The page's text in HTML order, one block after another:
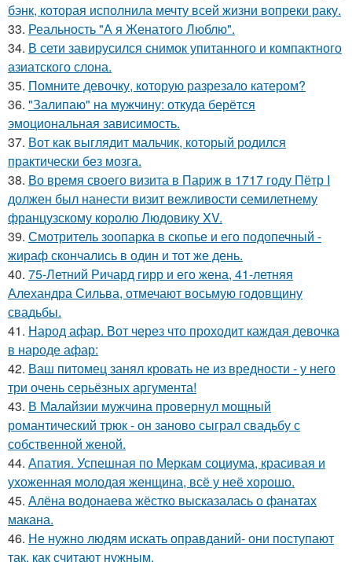
бэнк, которая исполнила мечту всей жизни вопреки раку.
33. Реальность "А я Женатого Люблю".
34. В сети завирусился снимок упитанного и компактного
азиатского слона.
35. Помните девочку, которую разрезало катером?
36. "Залипаю" на мужчину: откуда берётся
эмоциональная зависимость.
37. Вот как выглядит мальчик, который родился
практически без мозга.
38. Во время своего визита в Париж в 1717 году Пётр I
должен был нанести визит вежливости семилетнему
французскому королю Людовику XV.
39. Смотритель зоопарка в скопье и его подопечный -
жираф скончались в один и тот же день.
40. 75-Летний Ричард гирр и его жена, 41-летняя
Алехандра Сильва, отмечают восьмую годовщину
свадьбы.
41. Народ афар. Вот через что проходит каждая девочка
в народе афар:
42. Ваш питомец занял кровать не из вредности - у него
три очень серьёзных аргумента!
43. В Малайзии мужчина провернул мощный
романтический трюк - он заново сыграл свадьбу с
собственной женой.
44. Апатия. Успешная по Меркам социума, красивая и
ухоженная молодая женщина, всё у неё хорошо.
45. Алёна водонаева жёстко высказалась о фанатах
макана.
46. Не нужно людям искать оправданий- они поступают
так, как считают нужным.